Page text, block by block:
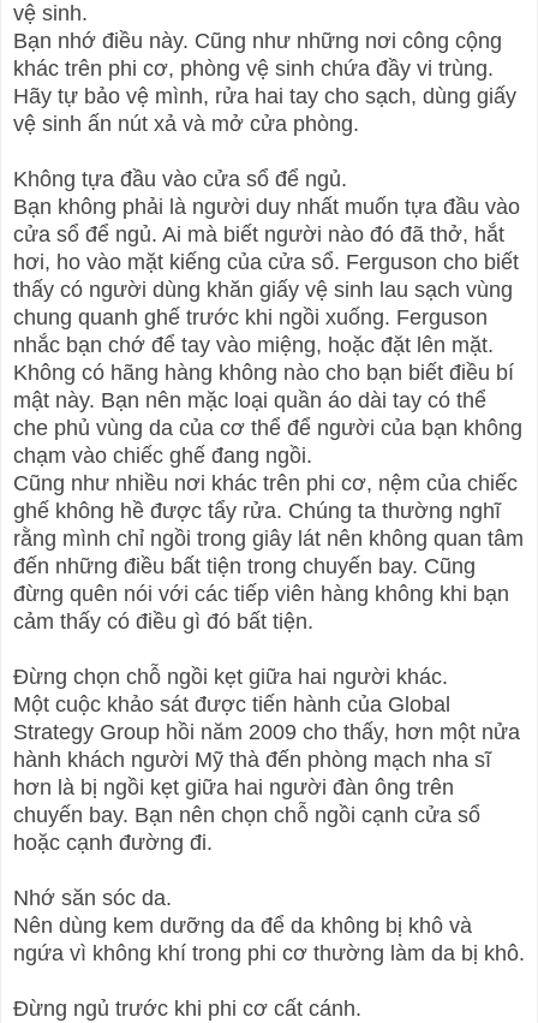
vệ sinh.
Bạn nhớ điều này. Cũng như những nơi công cộng
khác trên phi cơ, phòng vệ sinh chứa đầy vi trùng.
Hãy tự bảo vệ mình, rửa hai tay cho sạch, dùng giấy
vệ sinh ấn nút xả và mở cửa phòng.
Không tựa đầu vào cửa sổ để ngủ.
Bạn không phải là người duy nhất muốn tựa đầu vào
cửa sổ để ngủ. Ai mà biết người nào đó đã thở, hắt
hơi, ho vào mặt kiếng của cửa sổ. Ferguson cho biết
thấy có người dùng khăn giấy vệ sinh lau sạch vùng
chung quanh ghế trước khi ngồi xuống. Ferguson
nhắc bạn chớ để tay vào miệng, hoặc đặt lên mặt.
Không có hãng hàng không nào cho bạn biết điều bí
mật này. Bạn nên mặc loại quần áo dài tay có thể
che phủ vùng da của cơ thể để người của bạn không
chạm vào chiếc ghế đang ngồi.
Cũng như nhiều nơi khác trên phi cơ, nệm của chiếc
ghế không hề được tẩy rửa. Chúng ta thường nghĩ
rằng mình chỉ ngồi trong giây lát nên không quan tâm
đến những điều bất tiện trong chuyến bay. Cũng
đừng quên nói với các tiếp viên hàng không khi bạn
cảm thấy có điều gì đó bất tiện.
Đừng chọn chỗ ngồi kẹt giữa hai người khác.
Một cuộc khảo sát được tiến hành của Global
Strategy Group hồi năm 2009 cho thấy, hơn một nửa
hành khách người Mỹ thà đến phòng mạch nha sĩ
hơn là bị ngồi kẹt giữa hai người đàn ông trên
chuyến bay. Bạn nên chọn chỗ ngồi cạnh cửa sổ
hoặc cạnh đường đi.
Nhớ săn sóc da.
Nên dùng kem dưỡng da để da không bị khô và
ngứa vì không khí trong phi cơ thường làm da bị khô.
Đừng ngủ trước khi phi cơ cất cánh.